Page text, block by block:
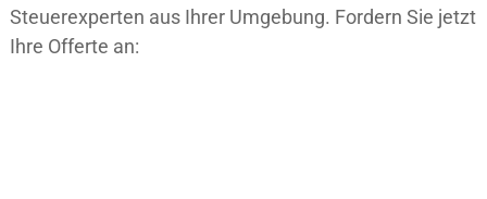
Steuerexperten aus Ihrer Umgebung. Fordern Sie jetzt
Ihre Offerte an: